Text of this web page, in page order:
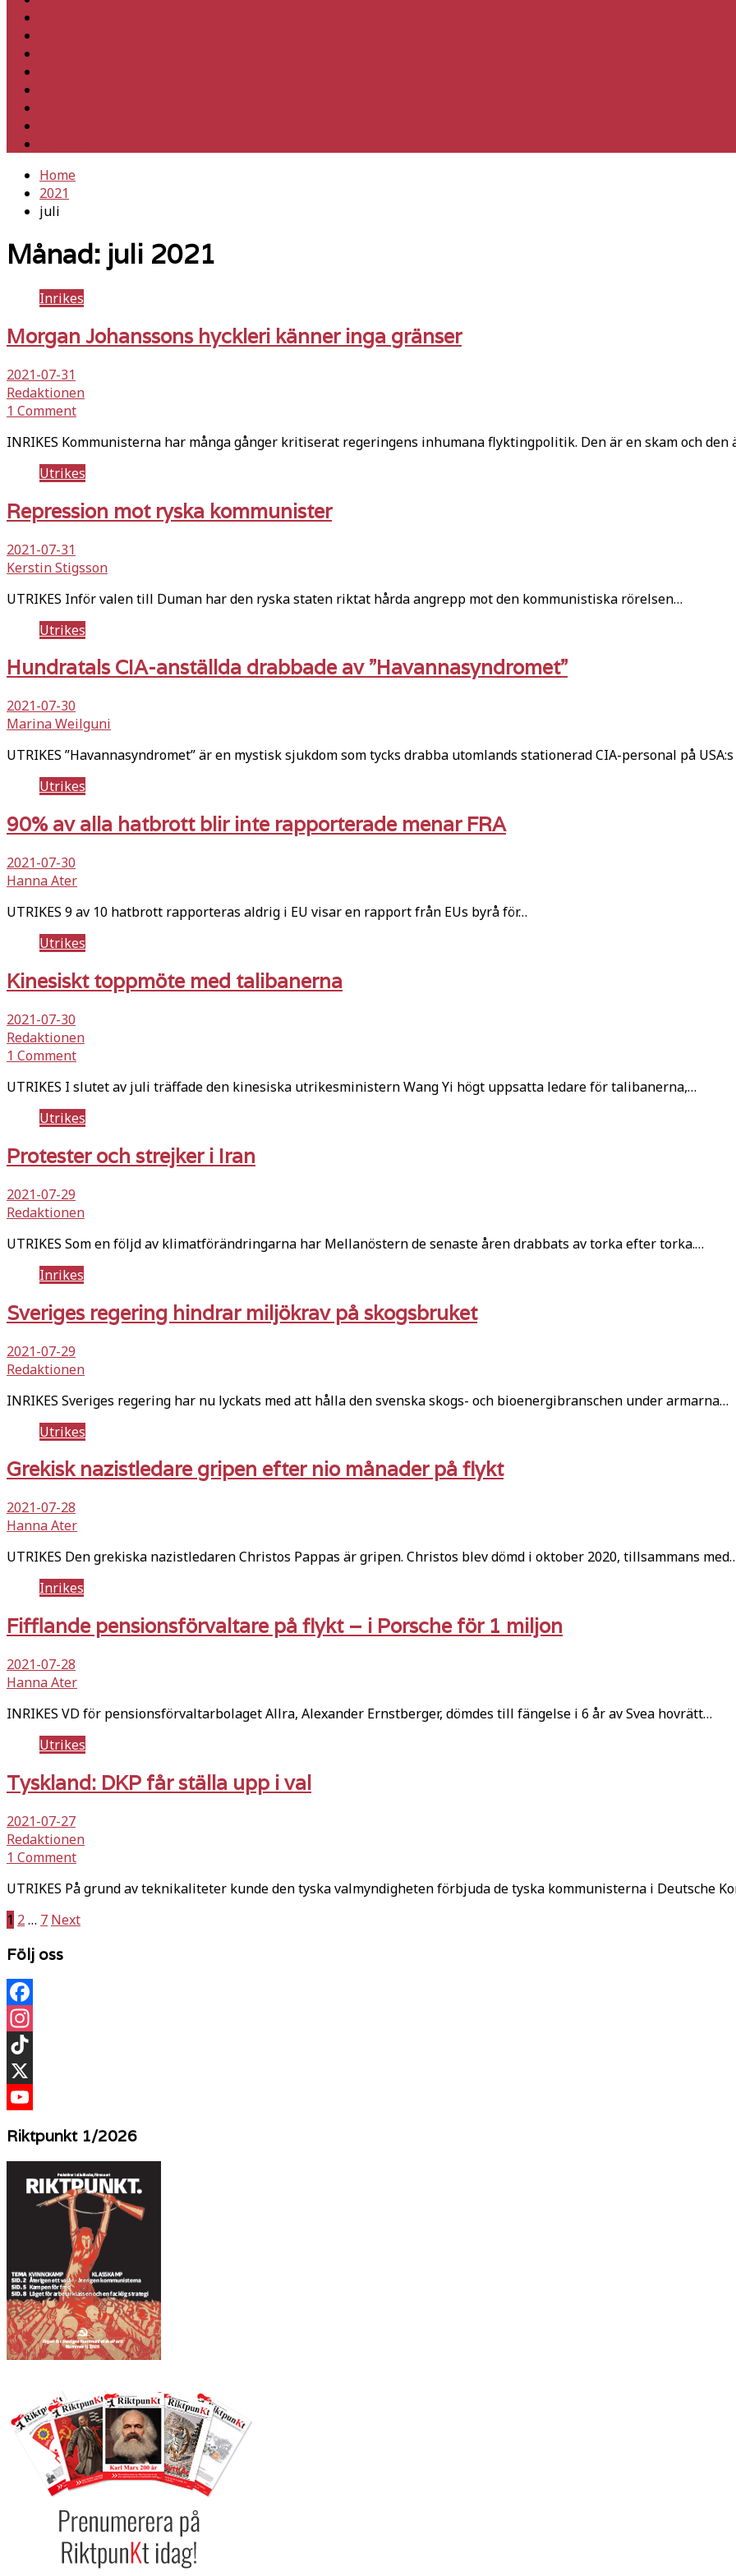
Home
2021
juli
Månad: juli 2021
Inrikes
Morgan Johanssons hyckleri känner inga gränser
2021-07-31
Redaktionen
1 Comment
INRIKES Kommunisterna har många gånger kritiserat regeringens inhumana flyktingpolitik. Den är en skam och den
Utrikes
Repression mot ryska kommunister
2021-07-31
Kerstin Stigsson
UTRIKES Inför valen till Duman har den ryska staten riktat hårda angrepp mot den kommunistiska rörelsen…
Utrikes
Hundratals CIA-anställda drabbade av ”Havannasyndromet”
2021-07-30
Marina Weilguni
UTRIKES ”Havannasyndromet” är en mystisk sjukdom som tycks drabba utomlands stationerad CIA-personal på
Utrikes
90% av alla hatbrott blir inte rapporterade menar FRA
2021-07-30
Hanna Ater
UTRIKES 9 av 10 hatbrott rapporteras aldrig i EU visar en rapport från EUs byrå för…
Utrikes
Kinesiskt toppmöte med talibanerna
2021-07-30
Redaktionen
1 Comment
UTRIKES I slutet av juli träffade den kinesiska utrikesministern Wang Yi högt uppsatta ledare för talibanerna,…
Utrikes
Protester och strejker i Iran
2021-07-29
Redaktionen
UTRIKES Som en följd av klimatförändringarna har Mellanöstern de senaste åren drabbats av torka efter torka.…
Inrikes
Sveriges regering hindrar miljökrav på skogsbruket
2021-07-29
Redaktionen
INRIKES Sveriges regering har nu lyckats med att hålla den svenska skogs- och bioenergibranschen under armarna…
Utrikes
Grekisk nazistledare gripen efter nio månader på flykt
2021-07-28
Hanna Ater
UTRIKES Den grekiska nazistledaren Christos Pappas är gripen. Christos blev dömd i oktober 2020, tillsammans
Inrikes
Fifflande pensionsförvaltare på flykt – i Porsche för 1 miljon
2021-07-28
Hanna Ater
INRIKES VD för pensionsförvaltarbolaget Allra, Alexander Ernstberger, dömdes till fängelse i 6 år av Svea hovrätt…
Utrikes
Tyskland: DKP får ställa upp i val
2021-07-27
Redaktionen
1 Comment
UTRIKES På grund av teknikaliteter kunde den tyska valmyndigheten förbjuda de tyska kommunisterna i Deutsche
Sidnumrering
för
inlägg
1 2… 7 Next
Följ oss
Facebook
Instagram
TikTok
X
Riktpunkt 1/2026